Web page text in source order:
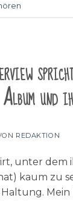
REDAKTION
unter dem
kaum zu